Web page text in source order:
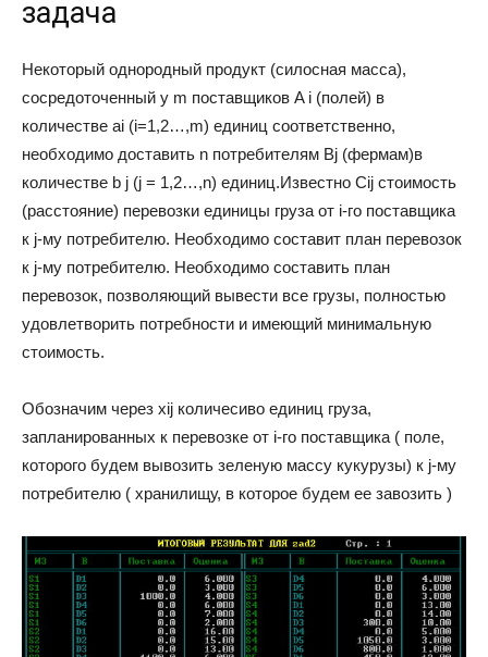
задача
Некоторый однородный продукт (силосная масса),
сосредоточенный у m поставщиков A i (полей) в
количестве ai (i=1,2…,m) единиц соответственно,
необходимо доставить n потребителям Bj (фермам)в
количестве b j (j = 1,2…,n) единиц.Известно Cij стоимость
(расстояние) перевозки единицы груза от i-го поставщика
к j-му потребителю. Необходимо составит план перевозок
к j-му потребителю. Необходимо составить план
перевозок, позволяющий вывести все грузы, полностью
удовлетворить потребности и имеющий минимальную
стоимость.
Обозначим через xij количесиво единиц груза,
запланированных к перевозке от i-го поставщика ( поле,
которого будем вывозить зеленую массу кукурузы) к j-му
потребителю ( хранилищу, в которое будем ее завозить )